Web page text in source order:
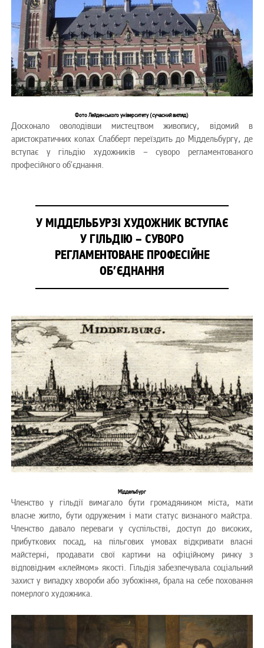
Фото Лейденського університету (сучасний вигляд)
Досконало оволодівши мистецтвом живопису, відомий в
аристократичних колах Слабберт переїздить до Міддельбургу, де
вступає у гільдію художників – суворо регламентованого
професійного об’єднання.
У МІДДЕЛЬБУРЗІ ХУДОЖНИК ВСТУПАЄ
У ГІЛЬДІЮ – СУВОРО
РЕГЛАМЕНТОВАНЕ ПРОФЕСІЙНЕ
ОБ’ЄДНАННЯ
Міддельбург
Членство у гільдії вимагало бути громадянином міста, мати
власне житло, бути одруженим і мати статус визнаного майстра.
Членство давало переваги у суспільстві, доступ до високих,
прибуткових посад, на пільгових умовах відкривати власні
майстерні, продавати свої картини на офіційному ринку з
відповідним «клеймом» якості. Гільдія забезпечувала соціальний
захист у випадку хвороби або зубожіння, брала на себе поховання
померлого художника.